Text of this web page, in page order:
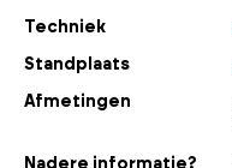
Techniek
Standplaats
Afmetingen
Nadere informatie?